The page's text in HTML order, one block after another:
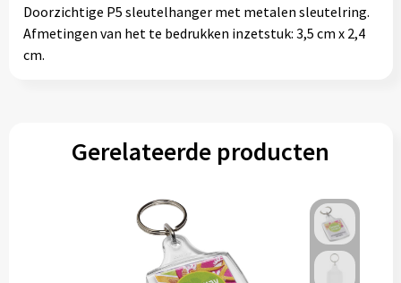
Doorzichtige P5 sleutelhanger met metalen sleutelring.
Afmetingen van het te bedrukken inzetstuk: 3,5 cm x 2,4
cm.
Gerelateerde producten